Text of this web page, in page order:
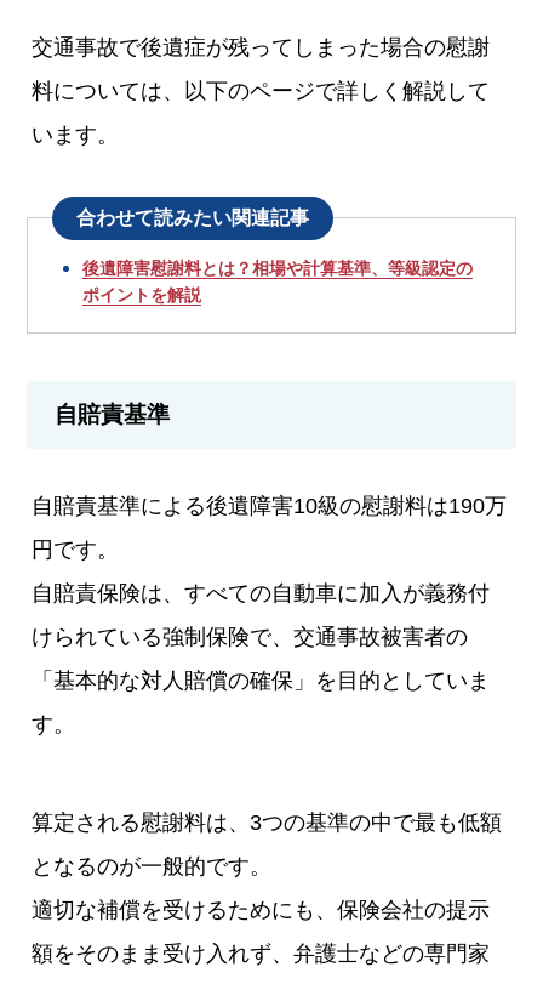
交通事故で後遺症が残ってしまった場合の慰謝
料については、以下のページで詳しく解説して
います。
合わせて読みたい関連記事
後遺障害慰謝料とは？相場や計算基準、等級認定の
ポイントを解説
自賠責基準
自賠責基準による後遺障害10級の慰謝料は190万
円です。
自賠責保険は、すべての自動車に加入が義務付
けられている強制保険で、交通事故被害者の
「基本的な対人賠償の確保」を目的としていま
す。
算定される慰謝料は、3つの基準の中で最も低額
となるのが一般的です。
適切な補償を受けるためにも、保険会社の提示
額をそのまま受け入れず、弁護士などの専門家